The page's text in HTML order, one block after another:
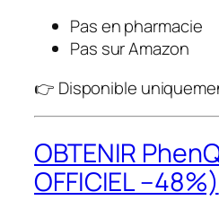
Pas en pharmacie
Pas sur Amazon
👉 Disponible
OBTENIR
OFFICIEL –48%)